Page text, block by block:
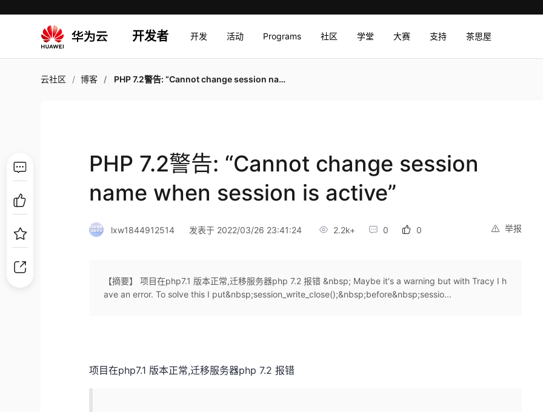
开发者 开发 活动 Programs 社区 学堂 大赛 支持 茶思屋
云社区 博客 PHP 7.2警告: “Cannot change session name when session is active”
PHP 7.2警告: “Cannot change session
name when session is active”
举报
lxw1844912514 发表于 2022/03/26 23:41:24 2.2k+ 0 0
【摘要】 项目在php7.1 版本正常,迁移服务器php 7.2 报错 &nbsp; Maybe it's a warning but with Tracy I h
ave an error. To solve this I put&nbsp;session_write_close();&nbsp;before&nbsp;sessio...
项目在php7.1 版本正常,迁移服务器php 7.2 报错